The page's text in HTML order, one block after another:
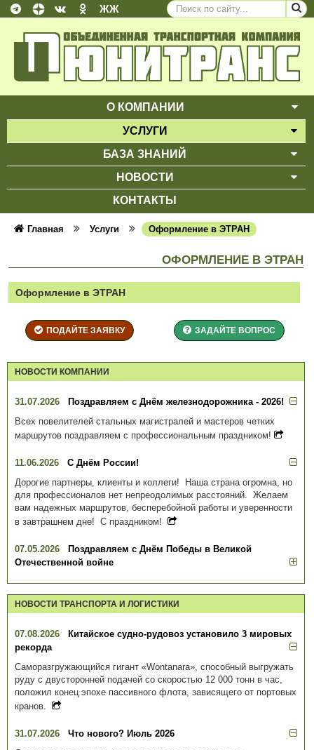
ЖЖ
О КОМПАНИИ
УСЛУГИ
БАЗА ЗНАНИЙ
НОВОСТИ
КОНТАКТЫ
Главная Услуги Оформление в ЭТРАН
ОФОРМЛЕНИЕ В ЭТРАН
Оформление в ЭТРАН
ПОДАЙТЕ ЗАЯВКУ ЗАДАЙТЕ ВОПРОС
НОВОСТИ КОМПАНИИ
31.07.2026
Поздравляем с Днём железнодорожника - 2026!
Всех повелителей стальных магистралей и мастеров четких
маршрутов поздравляем с профессиональным праздником!
11.06.2026
С Днём России!
Дорогие партнеры, клиенты и коллеги! Наша страна огромна, но
для профессионалов нет непреодолимых расстояний. Желаем
вам надежных маршрутов, бесперебойной работы и уверенности
в завтрашнем дне! С праздником!
07.05.2026
Поздравляем с Днём Победы в Великой
Отечественной войне
НОВОСТИ ТРАНСПОРТА И ЛОГИСТИКИ
07.08.2026
Китайское судно-рудовоз установило 3 мировых
рекорда
Саморазгружающийся гигант «Wontanara», способный выгружать
руду с двусторонней подачей со скоростью 12 000 тонн в час,
положил конец эпохе пассивного флота, зависящего от портовых
кранов.
31.07.2026
Что нового? Июль 2026